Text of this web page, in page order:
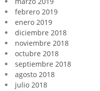
febrero 2019
enero 2019
diciembre 2018
noviembre 2018
octubre 2018
septiembre 2018
agosto 2018
julio 2018